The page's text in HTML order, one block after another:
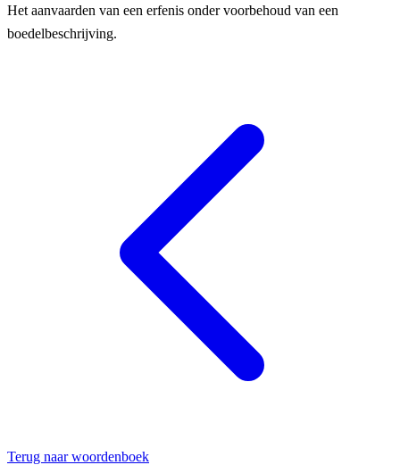
Het aanvaarden van een erfenis onder voorbehoud van een
boedelbeschrijving.
Terug naar woordenboek